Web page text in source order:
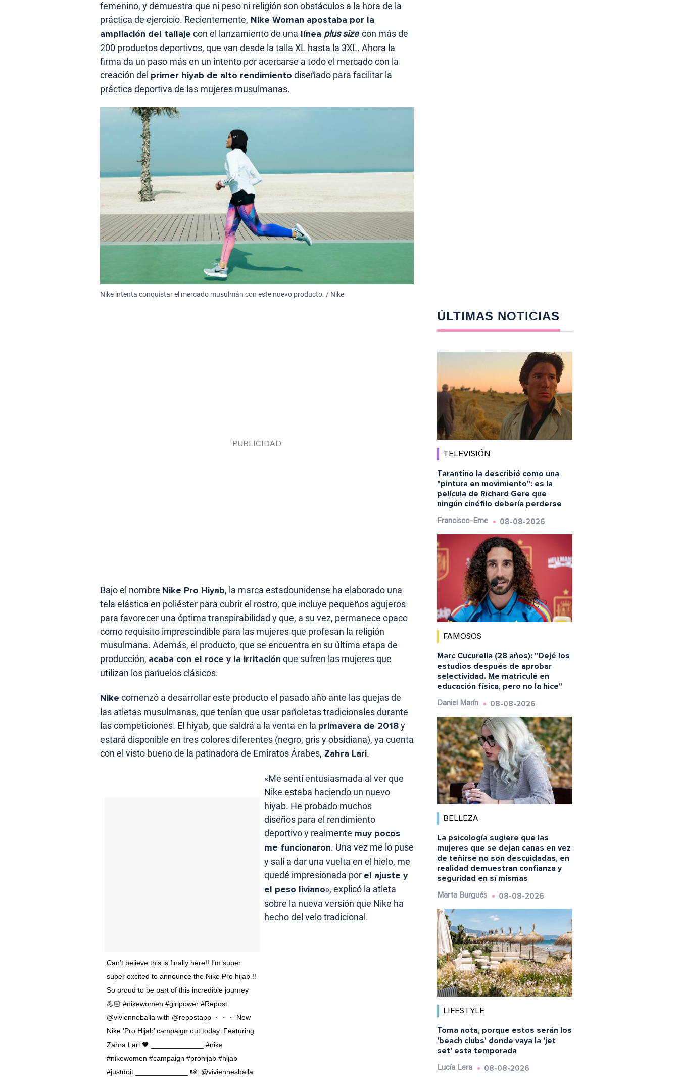
femenino, y demuestra que ni peso ni religión son obstáculos a la hora de la
práctica de ejercicio. Recientemente, Nike Woman apostaba por la
ampliación del tallaje con el lanzamiento de una línea plus size con más de
200 productos deportivos, que van desde la talla XL hasta la 3XL. Ahora la
firma da un paso más en un intento por acercarse a todo el mercado con la
creación del primer hiyab de alto rendimiento diseñado para facilitar la
práctica deportiva de las mujeres musulmanas.
Nike intenta conquistar el mercado musulmán con este nuevo producto. / Nike
Bajo el nombre Nike Pro Hiyab, la marca estadounidense ha elaborado una
tela elástica en poliéster para cubrir el rostro, que incluye pequeños agujeros
para favorecer una óptima transpirabilidad y que, a su vez, permanece opaco
como requisito imprescindible para las mujeres que profesan la religión
musulmana. Además, el producto, que se encuentra en su última etapa de
producción, acaba con el roce y la irritación que sufren las mujeres que
utilizan los pañuelos clásicos.
Nike comenzó a desarrollar este producto el pasado año ante las quejas de
las atletas musulmanas, que tenían que usar pañoletas tradicionales durante
las competiciones. El hiyab, que saldrá a la venta en la primavera de 2018y
estará disponible en tres colores diferentes (negro, gris y obsidiana), ya cuenta
con el visto bueno de la patinadora de Emiratos Árabes, Zahra Lari.
Can’t believe this is finally here!! I’m super
super excited to announce the Nike Pro hijab !!
So proud to be part of this incredible journey
💪🏼 #nikewomen #girlpower #Repost
@vivienneballa with @repostapp ・・・ New
Nike ‘Pro Hijab’ campaign out today. Featuring
Zahra Lari 🖤 _____________ #nike
#nikewomen #campaign #prohijab #hijab
#justdoit _____________ 📸: @viviennesballa
«Me sentí entusiasmada al ver que
Nike estaba haciendo un nuevo
hiyab. He probado muchos
diseños para el rendimiento
deportivo y realmente muy pocos
me funcionaron. Una vez me lo puse
y salí a dar una vuelta en el hielo, me
quedé impresionada por el ajuste y
el peso liviano», explicó la atleta
sobre la nueva versión que Nike ha
hecho del velo tradicional.
ÚLTIMAS NOTICIAS
TELEVISIÓN
Tarantino la describió como una
"pintura en movimiento": es la
película de Richard Gere que
ningún cinéfilo debería perderse
Francisco-Eme 08-08-2026
FAMOSOS
Marc Cucurella (28 años): "Dejé los
estudios después de aprobar
selectividad. Me matriculé en
educación física, pero no la hice"
Daniel Marín 08-08-2026
BELLEZA
La psicología sugiere que las
mujeres que se dejan canas en vez
de teñirse no son descuidadas, en
realidad demuestran confianza y
seguridad en sí mismas
Marta Burgués 08-08-2026
LIFESTYLE
Toma nota, porque estos serán los
'beach clubs' donde vaya la 'jet
set' esta temporada
Lucía Lera 08-08-2026